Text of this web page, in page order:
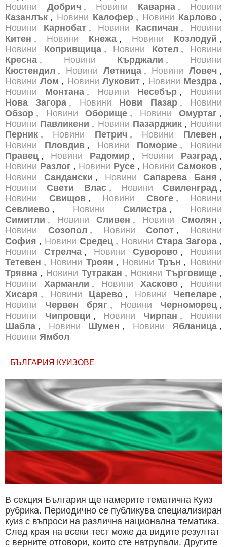
Новини
Добрич , Новини Каварна , Новини
Казанлък , Новини Калофер , Новини Карлово ,
Новини
Карнобат , Новини Каспичан , Новини
Китен , Новини Кнежа , Новини Козлодуй ,
Новини
Копривщица , Новини Котел , Новини
Кресна , Новини Кърджали , Новини
Кюстендил , Новини Летница , Новини Ловеч ,
Новини Лом , Новини Луковит , Новини Мездра ,
Новини
Монтана , Новини Несебър , Новини
Нова Загора , Новини Нови Пазар , Новини
Обзор , Новини Оборище , Новини Омуртаг ,
Новини Павликени , Новини Пазарджик , Новини
Перник , Новини Петрич , Новини Плевен ,
Новини
Пловдив , Новини Поморие , Новини
Правец , Новини Радомир , Новини Разград ,
Новини Разлог , Новини Русе , Новини Самоков ,
Новини
Сандански , Новини Сапарева Баня ,
Новини
Свети Влас , Новини Свиленград ,
Новини
Свищов , Новини Своге , Новини
Севлиево , Новини Силистра , Новини
Симитли , Новини Сливен , Новини Смолян ,
Новини
Созопол , Новини Сопот , Новини
София , Новини Средец , Новини Стара Загора ,
Новини
Стрелча , Новини Суворово , Новини
Тетевен , Новини Троян , Новини Трън , Новини
Трявна , Новини Тутракан , Новини Търговище ,
Новини
Харманли , Новини Хасково , Новини
Хисаря , Новини Царево , Новини Чепеларе ,
Новини
Червен бряг , Новини Черноморец ,
Новини
Чипровци , Новини Чирпан , Новини
Шабла , Новини Шумен , Новини Ябланица ,
Новини Ямбол
БЪЛГАРИЯ КУИЗОВЕ
В секция България ще намерите тематична Куиз
рубрика. Периодично се публикува специализиран
куиз с въпроси на различна национална тематика.
След края на всеки тест може да видите резултат
с верните отговори, които сте натрупали. Другите